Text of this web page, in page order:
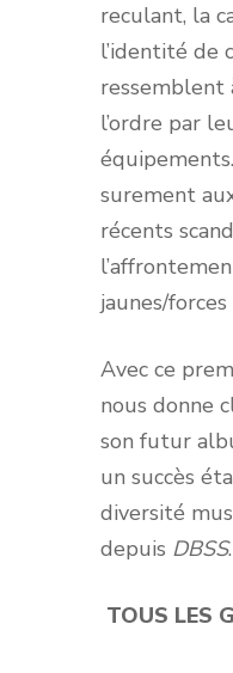
reculant, la
l’identité de
ressemblent
l’ordre par
surement
récents
jaunes/forces
Avec ce
nous donne
son futur
un succès
diversité
depuis DBSS.
TOUS LES